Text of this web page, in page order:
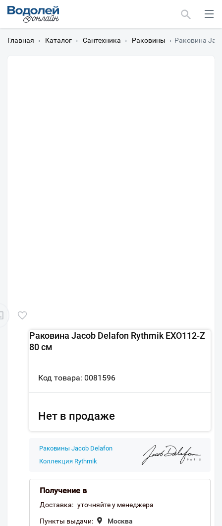
Главная › Каталог › Сантехника › Раковины › Раковина
Раковина Jacob Delafon Rythmik EXO112-Z
80 см
Код товара: 0081596
Нет в продаже
Раковины Jacob Delafon
Коллекция Rythmik
Получение в
Доставка: уточняйте у менеджера
Пункты выдачи: Москва